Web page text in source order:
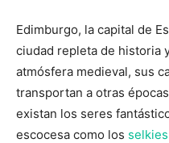
Edimburgo, la capital de
ciudad repleta de historia
atmósfera medieval, sus
transportan a otras
existan los seres
escocesa como los selkies